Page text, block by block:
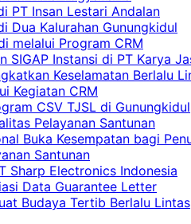
PT Insan Lestari Andalan
Dua Kalurahan Gunungkidul
melalui Program CRM
SIGAP Instansi di PT Karya
Keselamatan Berlalu
Kegiatan CRM
CSV TJSL di Gunungkidul
Pelayanan Santunan
Buka Kesempatan bagi
Santunan
Sharp Electronics Indonesia
Data Guarantee Letter
Budaya Tertib Berlalu Lintas